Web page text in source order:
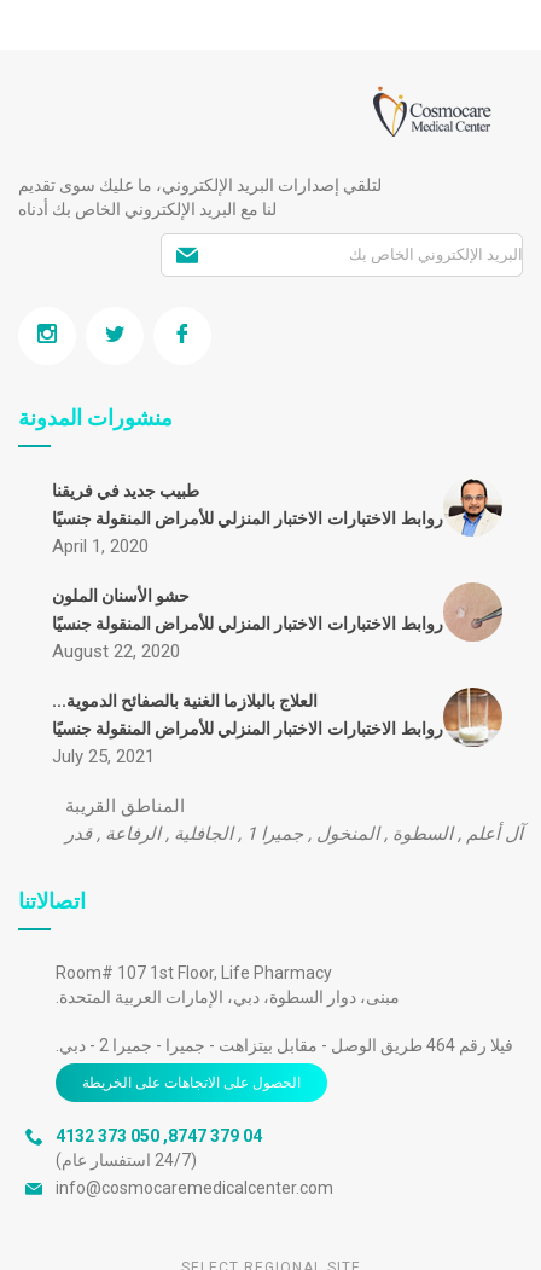
لتلقي إصدارات البريد الإلكتروني، ما عليك سوى تقديم
لنا مع البريد الإلكتروني الخاص بك أدناه
منشورات المدونة
طبيب جديد في فريقنا
روابط الاختبارات الاختبار المنزلي للأمراض المنقولة جنسيًا
April 1, 2020
حشو الأسنان الملون
روابط الاختبارات الاختبار المنزلي للأمراض المنقولة جنسيًا
August 22, 2020
العلاج بالبلازما الغنية بالصفائح الدموية...
روابط الاختبارات الاختبار المنزلي للأمراض المنقولة جنسيًا
July 25, 2021
المناطق القريبة
آل أعلم ,السطوة ,المنخول , جميرا 1 ,الجافلية ,الرفاعة ,قدر
اتصالاتنا
Room# 107 1st Floor, Life Pharmacy
مبنى، دوار السطوة، دبي، الإمارات العربية المتحدة.
فيلا رقم 464 طريق الوصل - مقابل بيتزاهت - جميرا - جميرا 2 - دبي.
الحصول على الاتجاهات على الخريطة
04 379 8747
,
050 373 4132
(24/7 استفسار عام)
info@cosmocaremedicalcenter.com